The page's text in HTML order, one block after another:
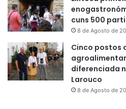
cuns 500
8 de Agosto de
Cinco postos
diferenciada
Larouco
8 de Agosto de